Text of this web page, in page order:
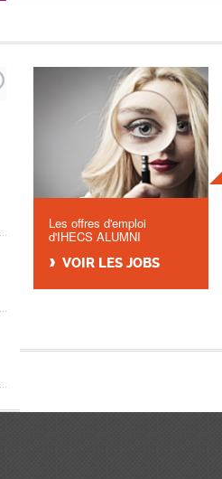
Les offres d'emploi
d'IHECS ALUMNI
VOIR LES JOBS